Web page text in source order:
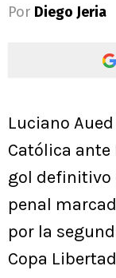
Por Diego Jeria
Luciano
Católica ante
gol definitivo
penal
por la
Copa